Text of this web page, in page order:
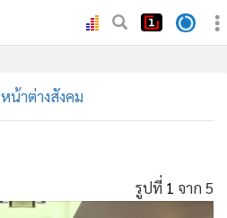
หน้าต่างสังคม
รูปที่ 1 จาก 5